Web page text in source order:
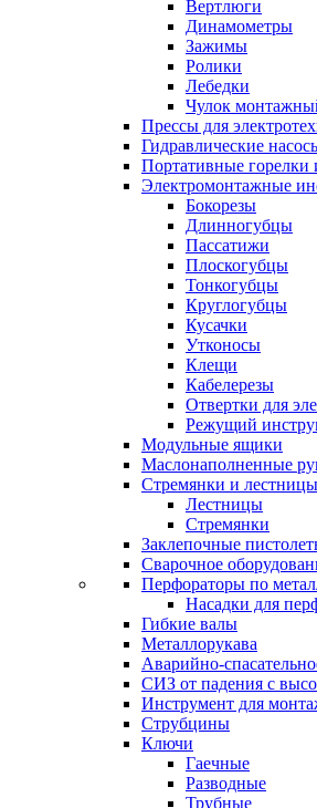
Вертлюги
Динамометры
Зажимы
Ролики
Лебедки
Чулок
Прессы для
Гидравлические
Портативные горелки
Электромонтажные
Бокорезы
Длинногубцы
Пассатижи
Плоскогубцы
Тонкогубцы
Круглогубцы
Кусачки
Утконосы
Клещи
Кабелерезы
Отвертки для
Режущий
Модульные ящики
Маслонаполненные
Стремянки и лестницы
Лестницы
Стремянки
Заклепочные
Сварочное
Перфораторы по
Насадки для
Гибкие валы
Металлорукава
Аварийно-
СИЗ от падения с
Инструмент для
Струбцины
Ключи
Гаечные
Разводные
Трубные